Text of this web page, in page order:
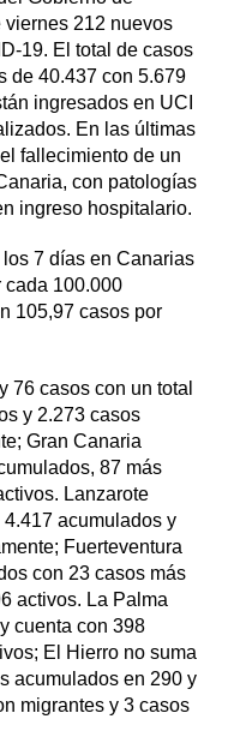
212 nuevos
19. El total de casos
de 40.437 con 5.679
ingresados en UCI
En las últimas
fallecimiento de un
con patologías
ingreso hospitalario.
7 días en Canarias
cada 100.000
105,97 casos por
76 casos con un total
y 2.273 casos
Gran Canaria
87 más
Lanzarote
acumulados y
Fuerteventura
con 23 casos más
activos. La Palma
cuenta con 398
El Hierro no suma
acumulados en 290 y
migrantes y 3 casos